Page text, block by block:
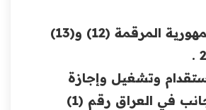
مراسيم جمهورية المرقمة (12) و(13)
وتشغيل وإجازة
العمال الأجانب في العراق رقم (1)